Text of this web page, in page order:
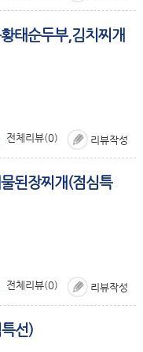
태순두부,김치찌개
리뷰작성
전체리뷰(0)
된장찌개(점심특
리뷰작성
전체리뷰(0)
선)